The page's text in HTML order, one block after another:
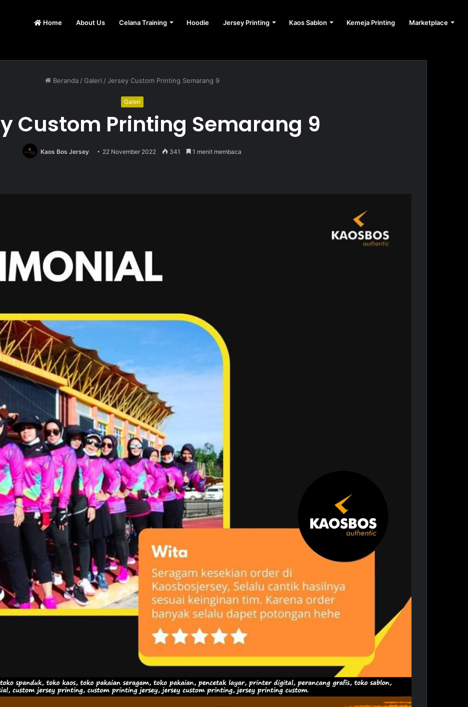
Home About Us Celana Training Hoodie Jersey Printing Kaos Sablon Kemeja Printing Marketplace
Beranda / Galeri / Jersey Custom Printing Semarang 9
Galeri
Custom Printing Semarang 9
Kaos Bos Jersey 22 November 2022 341 1 menit membaca